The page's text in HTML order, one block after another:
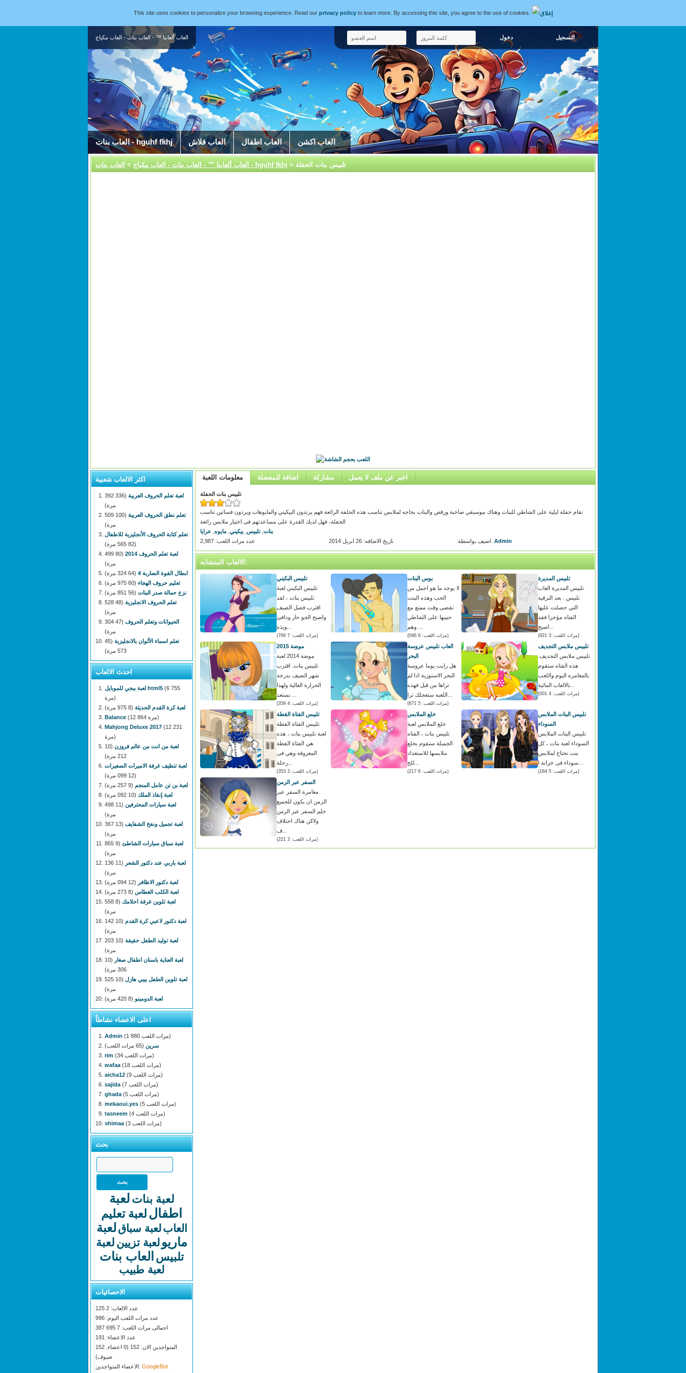
This site uses cookies to personalize your browsing experience. Read our privacy policyto learn more. By accessing this site, you agree to the use of cookies.
العاب ألعابنا ™ - العاب بنات - العاب مكياج التسجيل
العاب بنات - hguhf fkhj العاب فلاش العاب اطفال العاب اكشن
العاب ألعابنا ™ - العاب بنات - العاب مكياج > العاب بنات - hguhf fkhj > تلبيس بنات الحفلة
معلومات اللعبة اضافة للمفضلة مشاركة اخبر عن ملف لا يعمل
تلبيس بنات الحفلة
تقام حفلة ليلية على الشاطي للبنات وهناك موسيقي صاخبة ورقص والبنات بحاجه لملابس تناسب هذه الحلفة الرائعة فهم يرتدون البيكيني والمايوهات ويردون فساتين تناسب
الحفلة، فهل لديك القدرة على مساعدتهم فى اختيار ملابس رائعة
بنات ,تلبيس بيكيني مايوه عرايا
عدد مرات اللعب: 2,987
تاريخ الاضافه: 26 ابريل 2014 اضيف بواسطة: Admin
الالعاب المتشابه:
تلبيس البكيني
تلبيس البكيني لعبة
تلبيس بنات ، لقد
اقترب فصل الصيف
واصبح الجو حار ودافئ
(مرات اللعب: 7 766)
بوس البنات
لا يوجد ما هو اجمل من
الحب وهذه البنت
تقضى وقت ممتع مع
حبيبها على الشاطي
(مرات اللعب: 6 046)
تلبيس المديرة
تلبيس المديرة العاب
تلبيس . بعد الترقية
التي حصلت عليها
الفتاه مؤخرا فقد
(مرات اللعب: 3 921)
موضة 2015
موضة 2014 لعبة
تلبيس بنات. اقترب
شهر الصيف بدرجة
الحرارة العالية ولهذا
(مرات اللعب: 4 359)
العاب تلبيس عروسة
البحر
هل رايت يوما عروسة
البحر الاستورية اذا لم
تراها من قبل فهذه
(مرات اللعب: 5 671)
تلبيس ملابس التجديف
تلبيس ملابس التجديف.
هذه الفتاه ستقوم
بالمغامره اليوم واللعب
(مرات اللعب: 4 001)
تلبيس الفتاة القطة
تلبيس الفتاة القطة
لعبة تلبيس بنات ، هذه
هي الفتاة القطة
المعروفة وهي فى
(مرات اللعب: 3 353)
خلع الملابس
خلع الملابس لعبة
تلبيس بنات ، الفتاه
الجميلة ستقوم بخلع
ملابسها للاستعداد
(مرات اللعب: 6 217)
تلبيس البنات الملابس
السوداء
تلبيس البنات الملابس
السوداء لعبة بنات ، كل
بنت تحتاج لملابس
(مرات اللعب: 5 184)
السفر عبر الزمن
مغامرة السفر عبر
الزمن ان يكون للجميع
حلم السفر عبر الزمن
ولاكن هناك اختلاف
(مرات اللعب: 3 221)
اكثر الالعاب شعبية
لعبة تعلم الحروف العربية
(336 392
مرة)
تعلم نطق الحروف العربية
(100 509
مرة)
تعلم كتابة الحروف الأنجليزية للاطفال
(82 565 مرة)
لعبة تعلم الحروف 2014
(80 499
مرة)
ابطال القوة الضاربة 4
(64 324 مرة)
تعليم حروف الهجاء (60 975 مرة)
نزع حمالة صدر البنات (56 851 مرة)
تعلم الحروف الانجليزية
(48 528
مرة)
الحيوانات وتعلم الحروف
(47 304
مرة)
تعلم اسماء الألوان بالانجليزية (45
573 مرة)
احدث الالعاب
لعبة ببجي للموبايل html5 (6 755
مرة)
لعبة كرة القدم الحديثة (8 975 مرة)
Balance
(12 864 مرة)
Mahjong Deluxe 2017 (12 231
مرة)
لعبة من انت من عالم فروزن (10
212 مرة)
لعبة تنظيف غرفة الاميرات الصغيرات
(12 099 مرة)
لعبة بن تن عامل المنجم (9 257 مرة)
لعبة إنقاذ الملك (10 092 مرة)
لعبة سيارات المحترفين
(11 498
مرة)
لعبة تجميل ونفخ الشفايف
(13 367
مرة)
لعبة سباق سيارات الشاطئ
(9 865
مرة)
لعبة باربي عند دكتور الشعر
(11 136
مرة)
لعبة دكتور الاظافر (12 094 مرة)
لعبة الكلب الغطاس (8 273 مرة)
لعبة تلوين غرفة احلامك
(8 558
مرة)
لعبة دكتور لاعبي كرة القدم
(10 142
مرة)
لعبة توليد الطفل حقيقة
(10 203
مرة)
لعبة العناية باسنان اطفال صغار
(10
306 مرة)
لعبة تلوين الطفل بيبي هازل
(10 525
مرة)
لعبة الدومينو (8 420 مرة)
اعلى الاعضاء نشاطاً
Admin
(1 880 مرات اللعب)
سرين (65 مرات اللعب)
rim
(34 مرات اللعب)
wafaa
(18 مرات اللعب)
aicha12
(9 مرات اللعب)
sajida
(7 مرات اللعب)
ghada
(5 مرات اللعب)
mekaoui.yes
(5 مرات اللعب)
tasneem
(4 مرات اللعب)
shimaa
(3 مرات اللعب)
بحث
لعبة بنات لعبة
اطفاللعبة تعليم
العابلعبة سباق لعبة
ماريو لعبة تزيين لعبة
تلبيس العاب بنات
لعبة طبيب
الاحصائيات
عدد الالعاب: 2 125
عدد مرات اللعب اليوم: 996
اجمالى مرات اللعب: 7 695 387
عدد الاعضاء: 191
المتواجدين الان: 152 (0 اعضاء, 152
ضيوف)
الاعضاء المتواجدين: GoogleBot